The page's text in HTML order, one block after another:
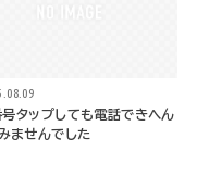
タップしても電話できへん
ませんでした